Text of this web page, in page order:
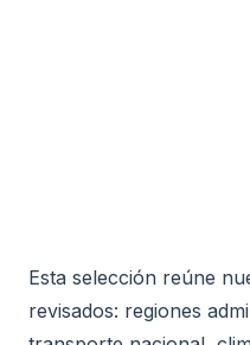
Esta selección reúne
revisados: regiones